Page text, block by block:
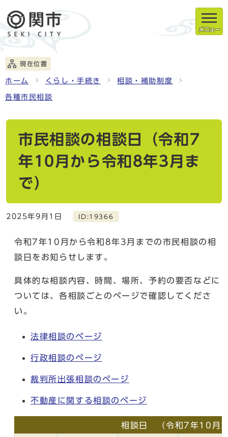
メニュー
現在位置
ホーム くらし・手続き 相談・補助制度
各種市民相談
市民相談の相談日（令和7
年10月から令和8年3月ま
で）
2025年9月1日 ID:19366
令和7年10月から令和8年3月までの市民相談の相
談日をお知らせします。
具体的な相談内容、時間、場所、予約の要否などに
ついては、各相談ごとのページで確認してくださ
い。
法律相談のページ
行政相談のページ
裁判所出張相談のページ
不動産に関する相談のページ
相談日 （令和7年10月